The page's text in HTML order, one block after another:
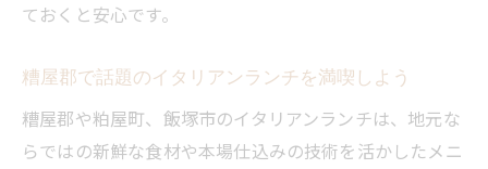
ておくと安心です。
糟屋郡で話題のイタリアンランチを満喫しよう
糟屋郡や粕屋町、飯塚市のイタリアンランチは、地元な
らではの新鮮な食材や本場仕込みの技術を活かしたメニ